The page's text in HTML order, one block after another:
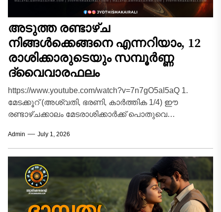
അടുത്ത രണ്ടാഴ്ച
നിങ്ങൾക്കെങ്ങനെ എന്നറിയാം, 12
രാശിക്കാരുടെയും സമ്പൂർണ്ണ
ദ്വൈവാരഫലം
https://www.youtube.com/watch?v=7n7gO5aI5aQ 1.
മേടക്കൂറ് (അശ്വതി, ഭരണി, കാർത്തിക 1/4) ഈ
രണ്ടാഴ്ചക്കാലം മേടരാശിക്കാർക്ക് പൊതുവെ
തൊഴിൽരംഗത്ത് പുതിയ പ്രോജക്ടുകൾ ഏറ്റെടുക്കാനും
നേതൃത്വപാടവം തെളിയിക്കാനും സാധിക്കും....
Admin July 1, 2026